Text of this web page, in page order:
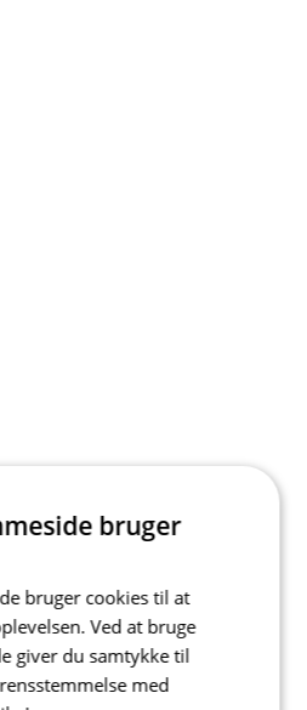
bruger
bruger cookies til at
Ved at bruge
giver du samtykke til
med